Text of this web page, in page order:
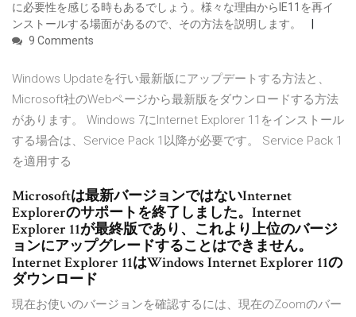
に必要性を感じる時もあるでしょう。様々な理由からIE11を再イ
ンストールする場面があるので、その方法を説明します。
9 Comments
Windows Updateを行い最新版にアップデートする方法と、
Microsoft社のWebページから最新版をダウンロードする方法
があります。 Windows 7にInternet Explorer 11をインストール
する場合は、Service Pack 1以降が必要です。 Service Pack 1
を適用する
Microsoftは最新バージョンではないInternet
Explorerのサポートを終了しました。Internet
Explorer 11が最終版であり、これより上位のバージ
ョンにアップグレードすることはできません。
Internet Explorer 11はWindows Internet Explorer 11の
ダウンロード
現在お使いのバージョンを確認するには、現在のZoomのバー